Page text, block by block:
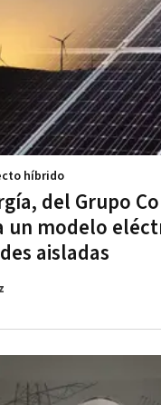
del Grupo
un modelo
aisladas
híbrido